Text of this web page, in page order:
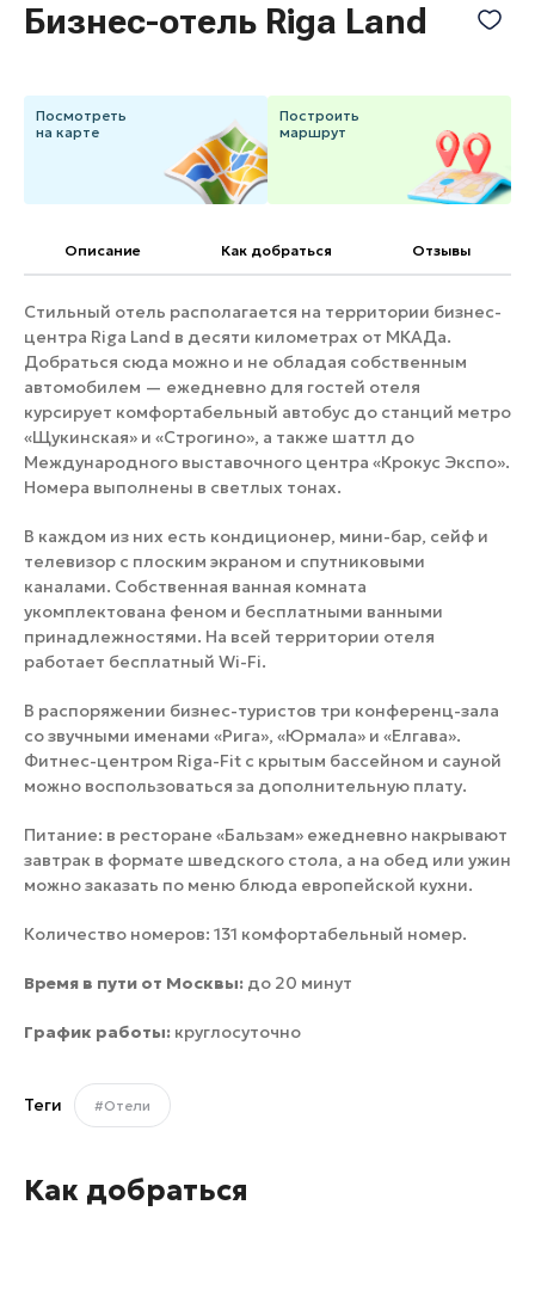
Банные комплексы
Спецпроекты
Федоскинская фабрика
Пикник в Подмосковье
Золотое кольцо России
Войти
Инвесторам
Особо охраняемые
природные территории
Бизнес-отель Riga Land
Посмотреть
на карте
Построить
маршрут
Описание Как добраться Отзывы
Стильный отель располагается на территории бизнес-
центра Riga Land в десяти километрах от МКАДа.
Добраться сюда можно и не обладая собственным
автомобилем — ежедневно для гостей отеля
курсирует комфортабельный автобус до станций метро
«Щукинская» и «Строгино», а также шаттл до
Международного выставочного центра «Крокус Экспо».
Номера выполнены в светлых тонах.
В каждом из них есть кондиционер, мини-бар, сейф и
телевизор с плоским экраном и спутниковыми
каналами. Собственная ванная комната
укомплектована феном и бесплатными ванными
принадлежностями. На всей территории отеля
работает бесплатный Wi-Fi.
В распоряжении бизнес-туристов три конференц-зала
со звучными именами «Рига», «Юрмала» и «Елгава».
Фитнес-центром Riga-Fit с крытым бассейном и сауной
можно воспользоваться за дополнительную плату.
Питание: в ресторане «Бальзам» ежедневно накрывают
завтрак в формате шведского стола, а на обед или ужин
можно заказать по меню блюда европейской кухни.
Количество номеров: 131 комфортабельный номер.
Время в пути от Москвы: до 20 минут
График работы: круглосуточно
Теги #Отели
Как добраться